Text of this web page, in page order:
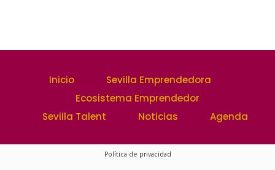
Inicio
Sevilla Emprendedora
Ecosistema Emprendedor
Sevilla Talent
Noticias Agenda
Política de privacidad